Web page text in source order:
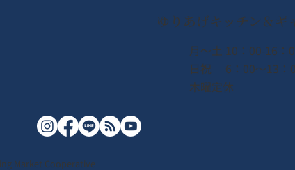
ゆりあげキッチン＆ギ
月〜土 10：00-16：
日祝 6：00〜13：
木曜定休
Market Cooperative